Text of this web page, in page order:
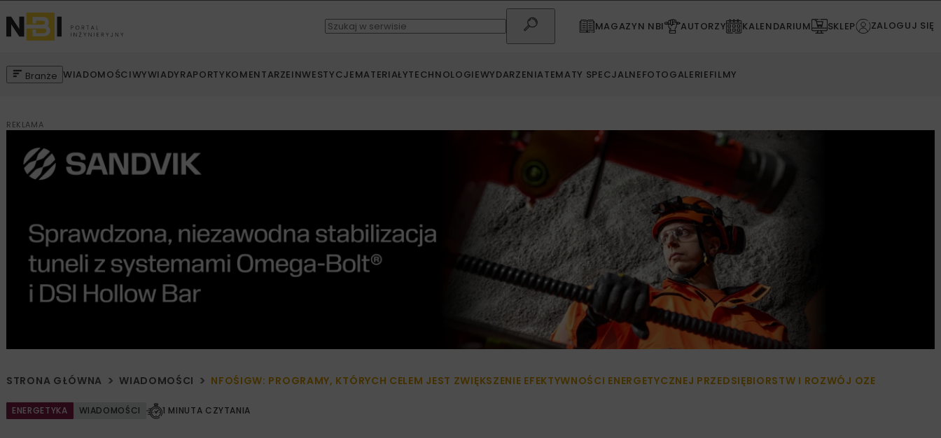
MAGAZYN NBI AUTORZY KALENDARIUM SKLEP ZALOGUJ SIĘ
Branże WIADOMOŚCIWYWIADYRAPORTYKOMENTARZEINWESTYCJEMATERIAŁYTECHNOLOGIEWYDARZENIATEMATY SPECJALNEFOTOGALERIEFILMY
REKLAMA
STRONA GŁÓWNA WIADOMOŚCI NFOŚIGW: PROGRAMY, KTÓRYCH CELEM JEST ZWIĘKSZENIE EFEKTYWNOŚCI ENERGETYCZNEJ PRZEDSIĘBIORSTW I ROZWÓJ OZE
ENERGETYKA WIADOMOŚCI 1 MINUTA CZYTANIA